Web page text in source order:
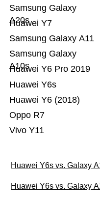
Vivo Y11
Oppo R7
Huawei Y6 (2018)
Huawei Y6s
Huawei Y6 Pro 2019
Samsung Galaxy
A10s
Samsung Galaxy A11
Huawei Y7
Samsung Galaxy
A20s
Huawei Y6s vs. Galaxy
Huawei Y6s vs. Galaxy